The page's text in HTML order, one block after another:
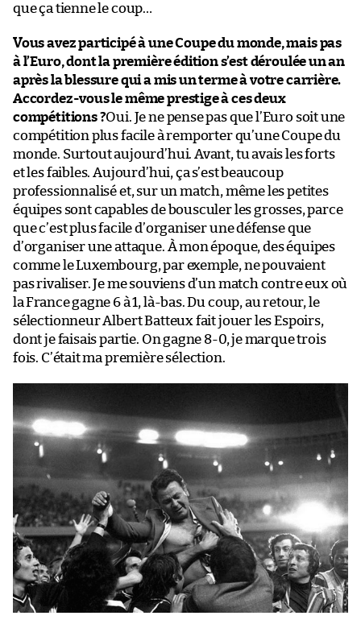
que ça tienne le coup…
Vous avez participé à une Coupe du monde, mais pas
à l’Euro, dont la première édition s’est déroulée un an
après la blessure qui a mis un terme à votre carrière.
Accordez-vous le même prestige à ces deux
compétitions ?Oui. Je ne pense pas que l’Euro soit une
compétition plus facile à remporter qu’une Coupe du
monde. Surtout aujourd’hui. Avant, tu avais les forts
et les faibles. Aujourd’hui, ça s’est beaucoup
professionnalisé et, sur un match, même les petites
équipes sont capables de bousculer les grosses, parce
que c’est plus facile d’organiser une défense que
d’organiser une attaque. À mon époque, des équipes
comme le Luxembourg, par exemple, ne pouvaient
pas rivaliser. Je me souviens d’un match contre eux où
la France gagne 6 à 1, là-bas. Du coup, au retour, le
sélectionneur Albert Batteux fait jouer les Espoirs,
dont je faisais partie. On gagne 8-0, je marque trois
fois. C’était ma première sélection.